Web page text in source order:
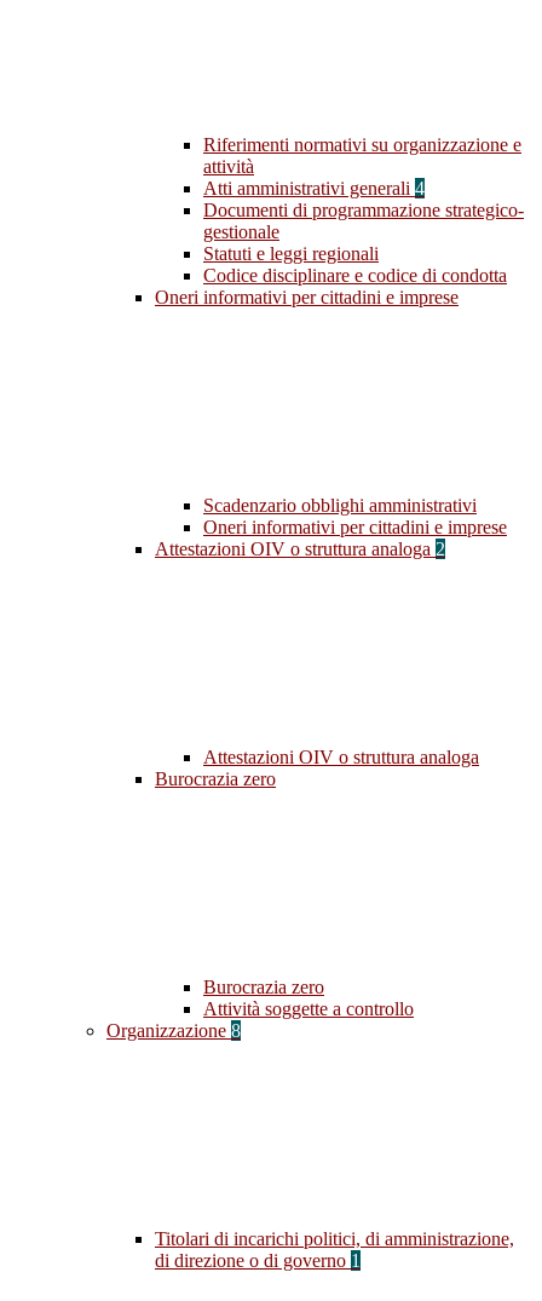
Riferimenti normativi su organizzazione e
attività
Atti amministrativi generali 4
Documenti di programmazione strategico-
gestionale
Statuti e leggi regionali
Codice disciplinare e codice di condotta
Oneri informativi per cittadini e imprese
Scadenzario obblighi amministrativi
Oneri informativi per cittadini e imprese
Attestazioni OIV o struttura analoga 2
Attestazioni OIV o struttura analoga
Burocrazia zero
Burocrazia zero
Attività soggette a controllo
Organizzazione 8
Titolari di incarichi politici, di amministrazione,
di direzione o di governo 1